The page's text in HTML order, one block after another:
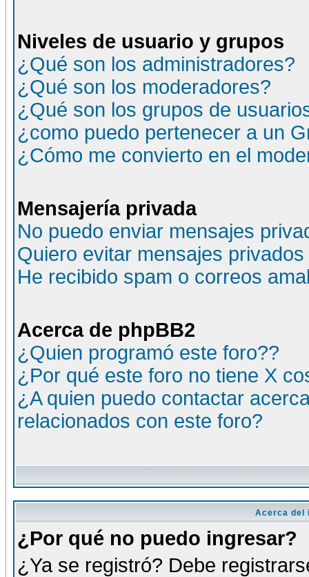
Niveles de usuario y grupos
¿Qué son los administradores?
¿Qué son los moderadores?
¿Qué son los grupos de
¿como puedo pertenecer a un
¿Cómo me convierto en el
Mensajería privada
No puedo enviar mensajes
Quiero evitar mensajes
He recibido spam o correos
Acerca de phpBB2
¿Quien programó este foro??
¿Por qué este foro no tiene X
¿A quien puedo contactar
relacionados con este foro?
Acerca del
¿Por qué no puedo ingresar?
¿Ya se registró? Debe